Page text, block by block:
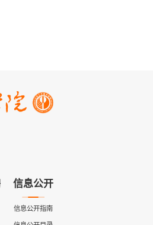
信息公开
信息公开指南